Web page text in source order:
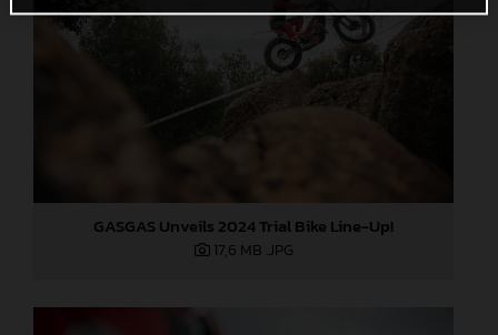
GASGAS Unveils 2024 Trial Bike Line-Up!
17,6 MB .JPG